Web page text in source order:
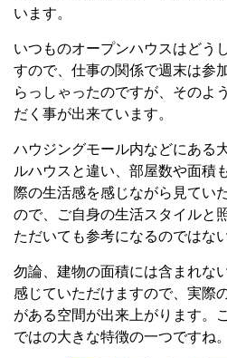
います。
いつものオープンハウスはどう
すので、仕事の関係で週末は参
らっしゃったのですが、そのよ
だく事が出来ています。
ハウジングモール内などにある
ルハウスと違い、部屋数や面積
際の生活感を感じながら見てい
ので、ご自身の生活スタイルと
ただいても参考になるのではな
勿論、建物の面積には含まれな
感じていただけますので、実際
がある空間が出来上がります。
ではの大きな特徴の一つですね。